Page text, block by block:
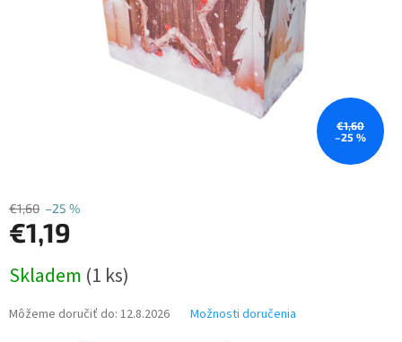
€1,60
–25 %
€1,60 –25 %
€1,19
cena:
Skladem (1 ks)
Môžeme doručiť do: 12.8.2026 Možnosti doručenia